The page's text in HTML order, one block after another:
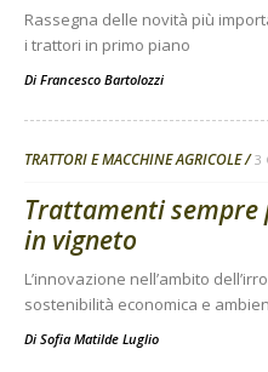
Rassegna delle novità più
i trattori in primo piano
Di Francesco Bartolozzi
TRATTORI E MACCHINE AGRICOLE 3
Trattamenti sempre
in vigneto
L’innovazione nell’ambito
sostenibilità economica e
Di Sofia Matilde Luglio